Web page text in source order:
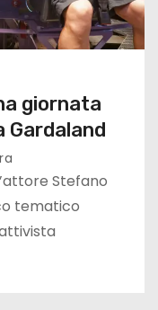
giornata
Gardaland
Stefano
tematico